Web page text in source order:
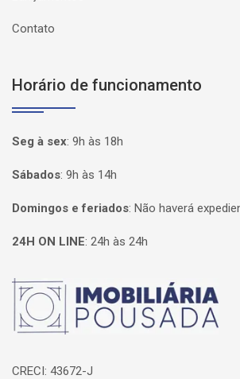
Contato
Horário de funcionamento
Seg à sex: 9h às 18h
Sábados: 9h às 14h
Domingos e feriados: Não haverá
24H ON LINE: 24h às 24h
Página inicial
CRECI: 43672-J